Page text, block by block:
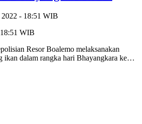
- 18:51 WIB
WIB
Resor Boalemo melaksanakan
ikan dalam rangka hari Bhayangkara ke…